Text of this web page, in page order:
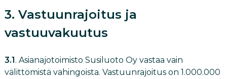
3. Vastuunrajoitus ja
vastuuvakuutus
3.1. Asianajotoimisto Susiluoto Oy vastaa vain
välittömistä vahingoista. Vastuunrajoitus on 1.000.000